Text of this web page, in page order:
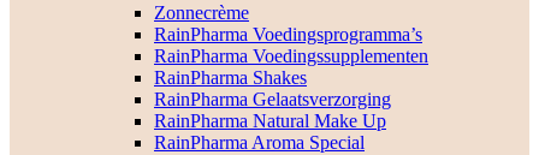
Zonnecrème
RainPharma Voedingsprogramma’s
RainPharma Voedingssupplementen
RainPharma Shakes
RainPharma Gelaatsverzorging
RainPharma Natural Make Up
RainPharma Aroma Special